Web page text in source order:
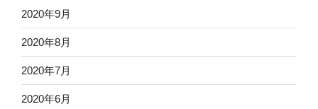
2020年9月
2020年8月
2020年7月
2020年6月